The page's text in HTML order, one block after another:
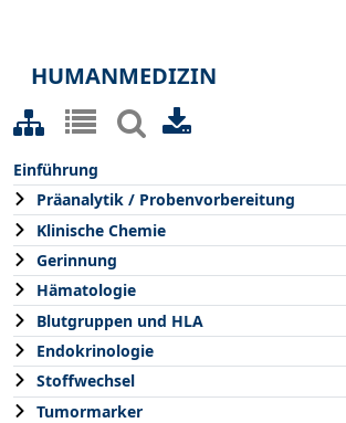
HUMANMEDIZIN
Einführung
Präanalytik / Probenvorbereitung
Klinische Chemie
Gerinnung
Hämatologie
Blutgruppen und HLA
Endokrinologie
Stoffwechsel
Tumormarker